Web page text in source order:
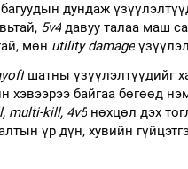
дундаж
5v4 давуу талаа маш
мөн utility damage
шатны үзүүлэлтүүдийг
хэвээрээ байгаа бөгөөд
multi-kill, 4v5 нөхцөл дэх
үр дүн, хувийн